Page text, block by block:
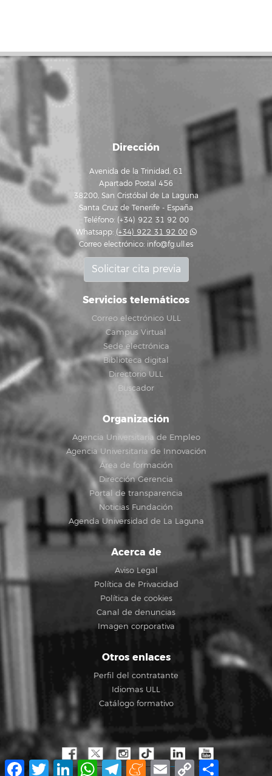
Dirección
Avenida de la Trinidad, 61
Apartado Postal 456
38200, San Cristóbal de La Laguna
Santa Cruz de Tenerife - España
Teléfono: (+34) 922 31 92 00
Whatsapp: (+34) 922 31 92 00
Correo electrónico: info@fg.ull.es
Solicitar cita previa
Servicios telemáticos
Correo electrónico ULL
Campus Virtual
Sede electrónica
Biblioteca digital
Directorio ULL
Buscador
Organización
Agencia Universitaria de Empleo
Agencia Universitaria de Innovación
Área de formación
Dirección Gerencia
Portal de transparencia
Noticias Fundación
Agenda Universidad de La Laguna
Acerca de
Aviso Legal
Política de Privacidad
Política de cookies
Canal de denuncias
Imagen corporativa
Otros enlaces
Perfil del contratante
Idiomas ULL
Catálogo formativo
Facebook
TwitterLinkedInWhatsApp
TelegramMeneame
Email Copy